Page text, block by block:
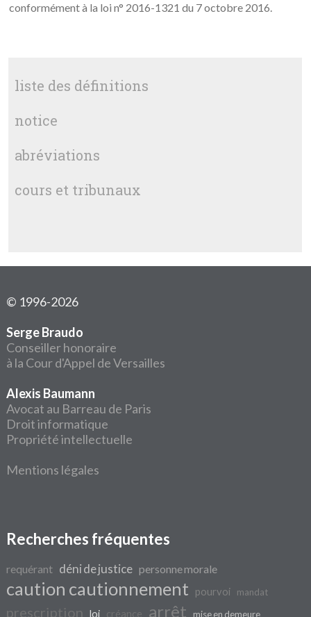
conformément à la loi n° 2016-1321 du 7 octobre 2016.
liste des définitions
notice
abréviations
cours et tribunaux
© 1996-2026
Serge Braudo
Conseiller honoraire
à la Cour d'Appel de Versailles
Alexis Baumann
Avocat au Barreau de Paris
Droit informatique
Propriété intellectuelle
Mentions légales
Recherches fréquentes
requérant déni de justice personne morale
caution cautionnement pourvoi mandat
prescription loi créance arrêt mise en demeure